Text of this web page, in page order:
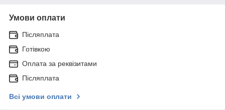
Умови оплати
Післяплата
Готівкою
Оплата за реквізитами
Післяплата
Всі умови оплати